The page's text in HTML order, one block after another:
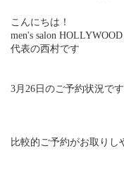
こんにちは！
men's salon
代表の西村です
3月26日のご予約状況で
比較的ご予約がお取りし